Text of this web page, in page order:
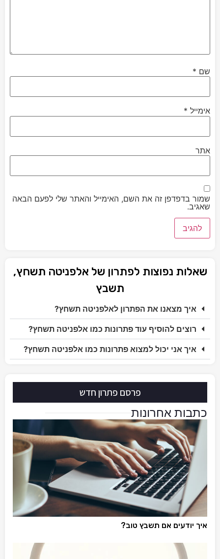
שם *
אימייל *
אתר
שמור בדפדפן זה את השם, האימייל והאתר שלי לפעם הבאה
שאגיב.
שאלות נפוצות לפתרון של אלפניטה תשחץ,
תשבץ
איך מצאנו את הפתרון לאלפניטה תשחץ?
רוצים להוסיף עוד פתרונות כמו אלפניטה תשחץ?
איך אני יכול למצוא פתרונות כמו אלפניטה תשחץ?
פרסם פתרון חדש
כתבות אחרונות
איך יודעים אם תשבץ טוב?